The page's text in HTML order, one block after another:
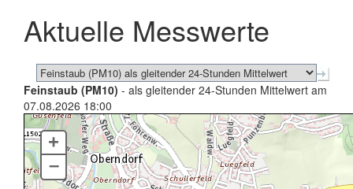
schließen
Aktuelle Messwerte
Feinstaub (PM10) - als gleitender 24-Stunden Mittelwert am
07.08.2026 18:00
+
–